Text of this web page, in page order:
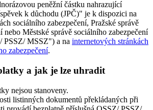
peněžní částku nahrazující
k důchodu (JPČ)" je k dispozici na
sociálního zabezpečení, Pražské správě
nebo Městské správě sociálního zabezpečení
PSSZ/ MSSZ") a na internetových stránkách
zabezpečení.
a jak je lze uhradit
nejsou stanoveny.
listinných dokumentů překládaných při